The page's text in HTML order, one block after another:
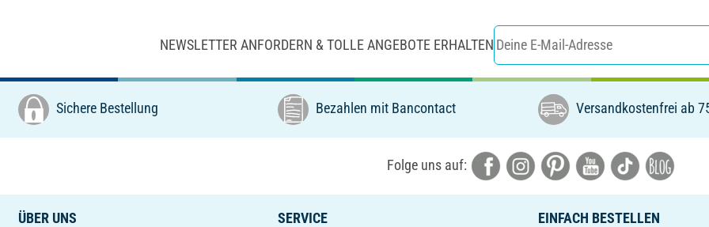
NEWSLETTER ANFORDERN & TOLLE ANGEBOTE ERHALTEN
Sichere Bestellung Bezahlen mit Bancontact Versandkostenfrei ab
Folge uns auf:
ÜBER UNS
SERVICE
EINFACH BESTELLEN